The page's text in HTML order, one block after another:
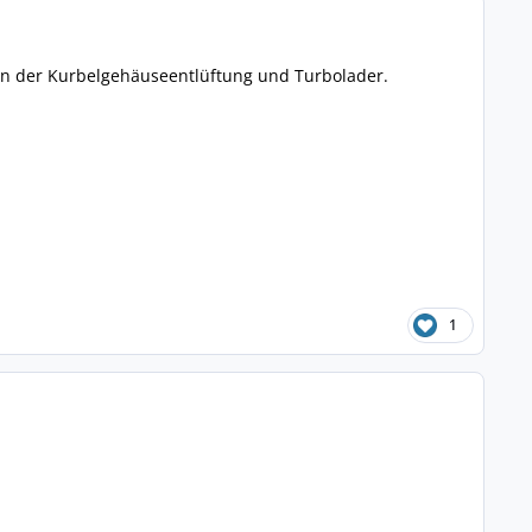
der Kurbelgehäuseentlüftung und Turbolader.
1